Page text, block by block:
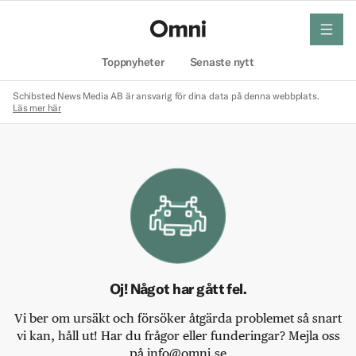
Toppnyheter Senaste nytt
meny
Schibsted News Media AB är ansvarig för dina data på denna webbplats.
Läs mer här
Oj! Något har gått fel.
Vi ber om ursäkt och försöker åtgärda problemet så snart
vi kan, håll ut! Har du frågor eller funderingar? Mejla oss